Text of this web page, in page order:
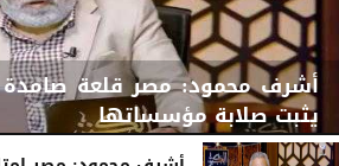
أشرف محمود: مصر قلعة صامدة
يثبت صلابة مؤسساتها